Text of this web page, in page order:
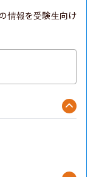
情報を受験生向け